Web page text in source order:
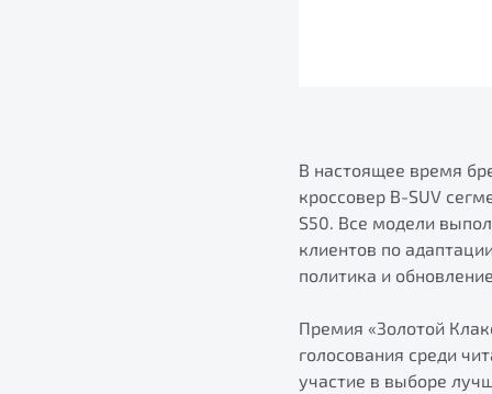
В настоящее время
кроссовер B-SUV
S50. Все модели
клиентов по
политика и
Премия «Золотой
голосования среди
участие в выборе